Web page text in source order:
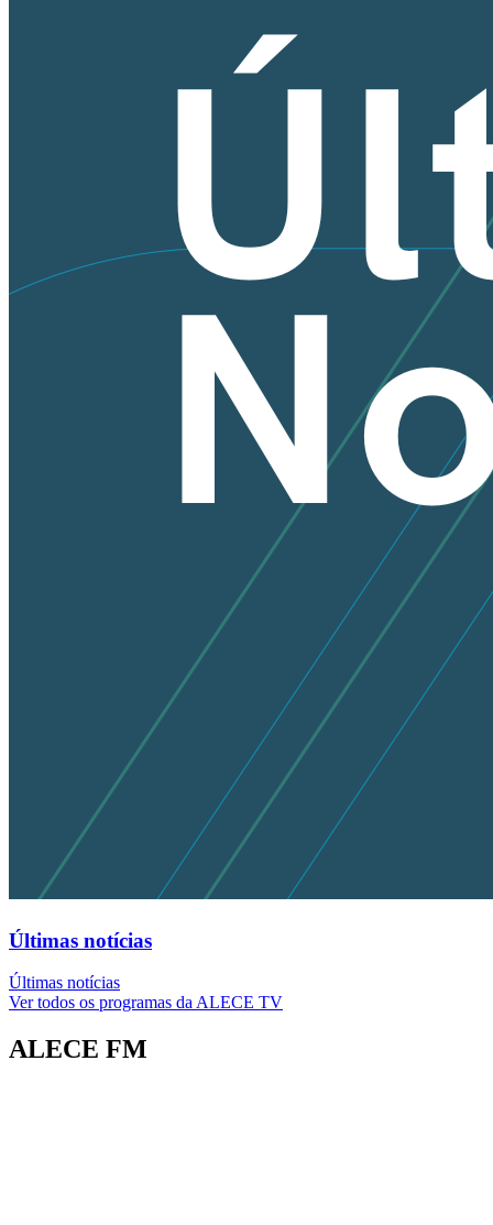
Últimas notícias
Últimas notícias
Ver todos os programas da ALECE TV
ALECE FM